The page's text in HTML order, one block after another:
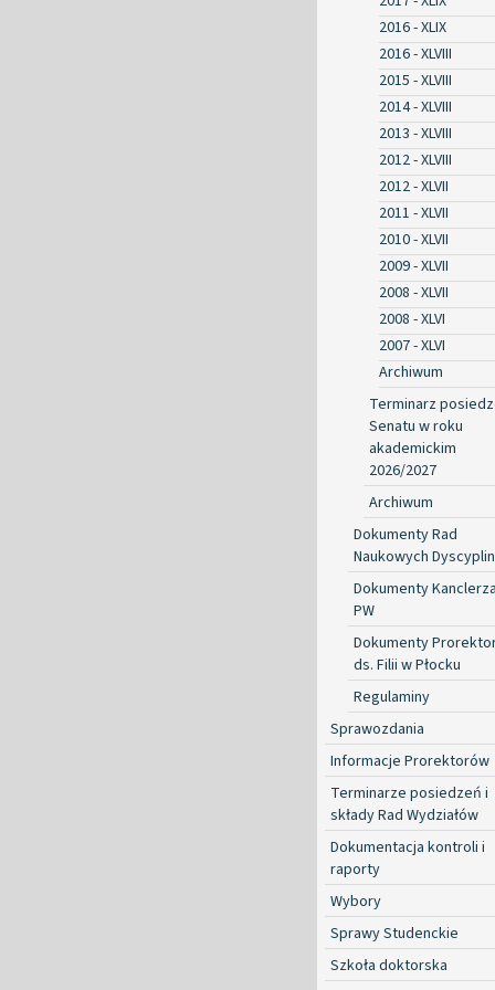
2016 - XLIX
2016 - XLVIII
2015 - XLVIII
2014 - XLVIII
2013 - XLVIII
2012 - XLVIII
2012 - XLVII
2011 - XLVII
2010 - XLVII
2009 - XLVII
2008 - XLVII
2008 - XLVI
2007 - XLVI
Archiwum
Terminarz
Senatu w roku
akademickim
2026/2027
Archiwum
Dokumenty Rad
Naukowych Dyscyplin
Dokumenty
PW
Dokumenty
ds. Filii w Płocku
Regulaminy
Sprawozdania
Informacje Prorektorów
Terminarze posiedzeń i
składy Rad Wydziałów
Dokumentacja kontroli i
raporty
Wybory
Sprawy Studenckie
Szkoła doktorska